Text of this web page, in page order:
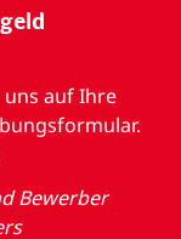
auf Ihre
Bewerber